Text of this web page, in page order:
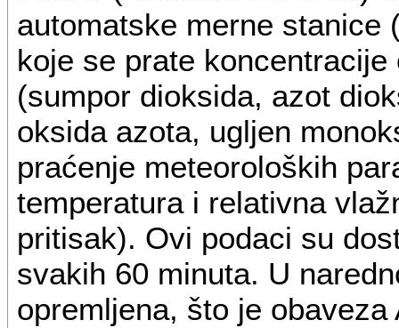
automatske merne stanice
koje se prate
(sumpor dioksida, azot
oksida azota, ugljen
praćenje meteoroloških
temperatura i relativna
pritisak). Ovi podaci su
svakih 60 minuta. U
opremljena, što je